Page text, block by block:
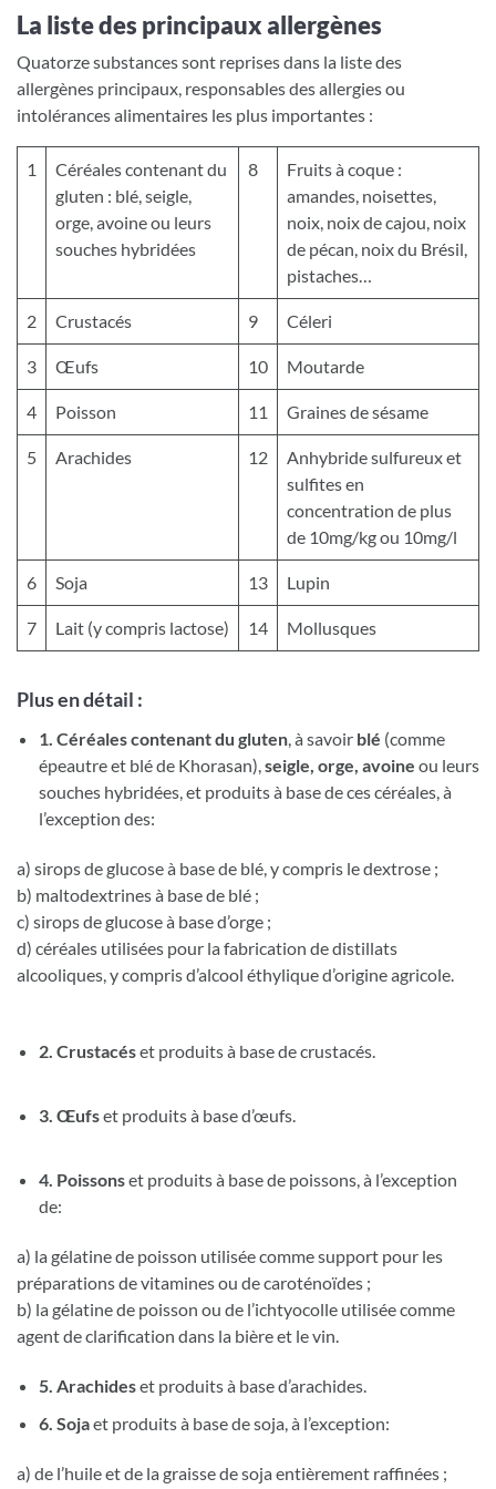
La liste des principaux allergènes
Quatorze substances sont reprises dans la liste des
allergènes principaux, responsables des allergies ou
intolérances alimentaires les plus importantes :
1
Céréales contenant du
gluten : blé, seigle,
orge, avoine ou leurs
souches hybridées
8
Fruits à coque :
amandes, noisettes,
noix, noix de cajou, noix
de pécan, noix du Brésil,
pistaches…
2 Crustacés 9 Céleri
3 Œufs 10 Moutarde
4 Poisson 11 Graines de sésame
5 Arachides 12
Anhybride sulfureux et
sulfites en
concentration de plus
de 10mg/kg ou 10mg/l
6 Soja 13 Lupin
7 Lait (y compris lactose) 14 Mollusques
Plus en détail :
1. Céréales contenant du gluten , à savoir blé (comme
épeautre et blé de Khorasan), seigle, orge, avoine ou leurs
souches hybridées, et produits à base de ces céréales, à
l’exception des:
a) sirops de glucose à base de blé, y compris le dextrose ;
b) maltodextrines à base de blé ;
c) sirops de glucose à base d’orge ;
d) céréales utilisées pour la fabrication de distillats
alcooliques, y compris d’alcool éthylique d’origine agricole.
2. Crustacéset produits à base de crustacés.
3. Œufset produits à base d’œufs.
4. Poissonset produits à base de poissons, à l’exception
de:
a) la gélatine de poisson utilisée comme support pour les
préparations de vitamines ou de caroténoïdes ;
b) la gélatine de poisson ou de l’ichtyocolle utilisée comme
agent de clarification dans la bière et le vin.
5. Arachideset produits à base d’arachides.
6. Sojaet produits à base de soja, à l’exception:
a) de l’huile et de la graisse de soja entièrement raffinées ;